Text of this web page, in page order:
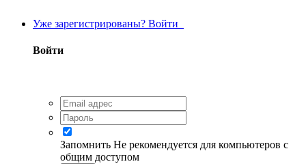
Уже зарегистрированы? Войти
Войти
Запомнить Не рекомендуется для компьютеров с
общим доступом